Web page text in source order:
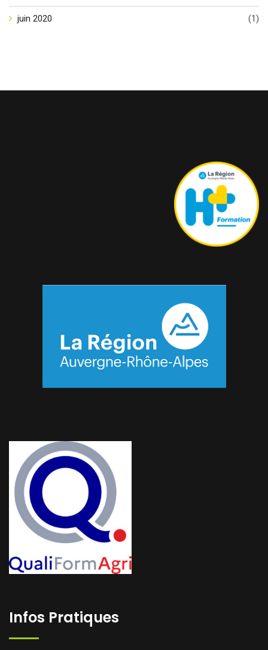
juin 2020 (1)
Infos Pratiques